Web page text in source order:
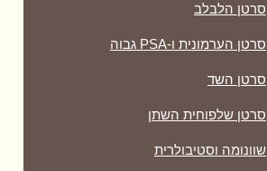
סרטן הלבלב
סרטן הערמונית ו-PSA גבוה
סרטן השד
סרטן שלפוחית השתן
שוונומה וסטיבולרית